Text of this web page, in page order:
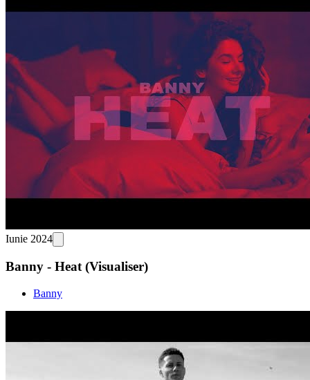
Iunie 2024
Banny - Heat (Visualiser)
Banny